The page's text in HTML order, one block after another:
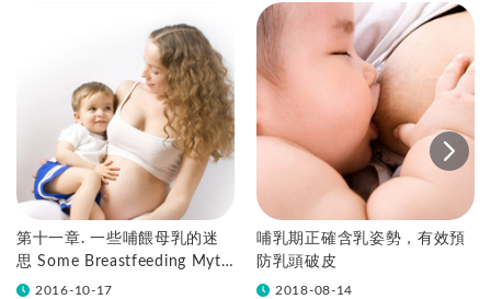
第十一章. 一些哺餵母乳的迷
思 Some Breastfeeding Myth
s
2016-10-17
哺乳期正確含乳姿勢，有效預
防乳頭破皮
2018-08-14